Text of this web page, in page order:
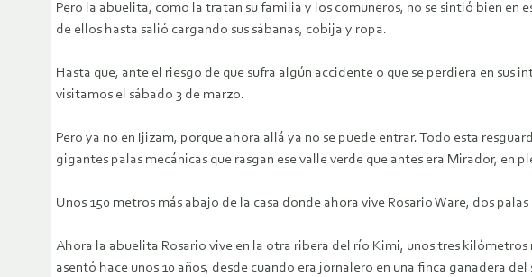
Pero la abuelita, como la tratan su familia y los comuneros, no se sintió bien
de ellos hasta salió cargando sus sábanas, cobija y ropa.
Hasta que, ante el riesgo de que sufra algún accidente o que se perdiera en
visitamos el sábado 3 de marzo.
Pero ya no en Ijizam, porque ahora allá ya no se puede entrar. Todo esta
gigantes palas mecánicas que rasgan ese valle verde que antes era Mirador, en
Unos 150 metros más abajo de la casa donde ahora vive Rosario Ware, dos
Ahora la abuelita Rosario vive en la otra ribera del río Kimi, unos tres
asentó hace unos 10 años, desde cuando era jornalero en una finca ganadera del